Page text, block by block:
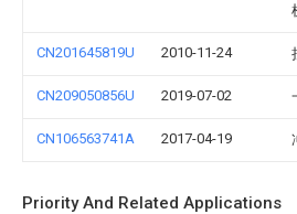
CN201645819U 2010-11-24
CN209050856U 2019-07-02
CN106563741A 2017-04-19
Priority And Related Applications